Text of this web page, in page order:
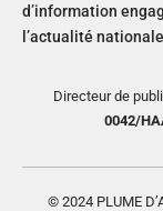
d’information
l’actualité
Directeur de
0042/
© 2024 PLUME